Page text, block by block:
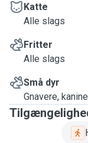
Katte
Alle slags
Fritter
Alle slags
Små dyr
Gnavere,